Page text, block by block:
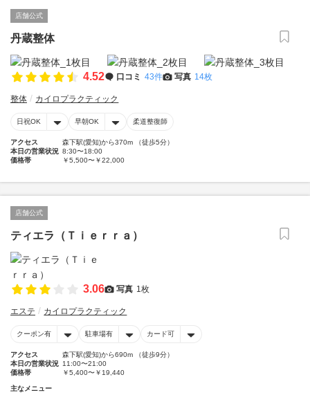
店舗公式
丹蔵整体
4.52 口コミ 43件 写真 14枚
整体 カイロプラクティック
日祝OK 早朝OK 柔道整復師
アクセス
森下駅(愛知)から370m （徒歩5分）
本日の営業状況 8:30〜18:00
価格帯
￥5,500〜￥22,000
店舗公式
ティエラ（Ｔｉｅｒｒａ）
3.06 写真 1枚
エステ カイロプラクティック
クーポン有 駐車場有 カード可
アクセス
森下駅(愛知)から690m （徒歩9分）
本日の営業状況 11:00〜21:00
価格帯
￥5,400〜￥19,440
主なメニュー